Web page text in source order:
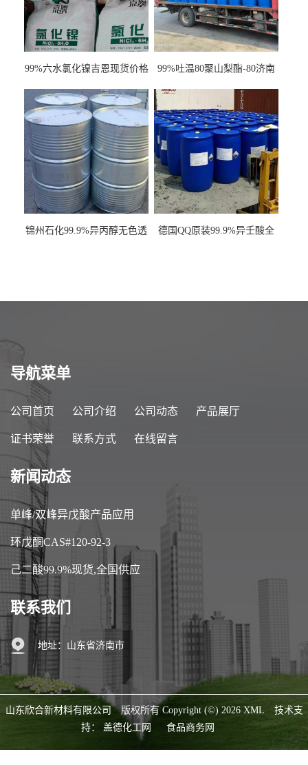
99%六水氯化镍吉恩现货价格
99%吐温80聚山梨酯-80济南
锦州石化99.9%异丙醇无色透
德国QQ原装99.9%异壬酸全
导航菜单
公司首页 公司介绍 公司动态 产品展厅
证书荣誉 联系方式 在线留言
新闻动态
单峰/双峰异戊酸产品应用
环戊酮CAS#120-92-3
己二酸99.9%现货,全国供应
联系我们
地址：山东省济南市
山东欣合新材料有限公司 版权所有 Copyright (©) 2026XML
技术支
持： 盖德化工网 食品商务网